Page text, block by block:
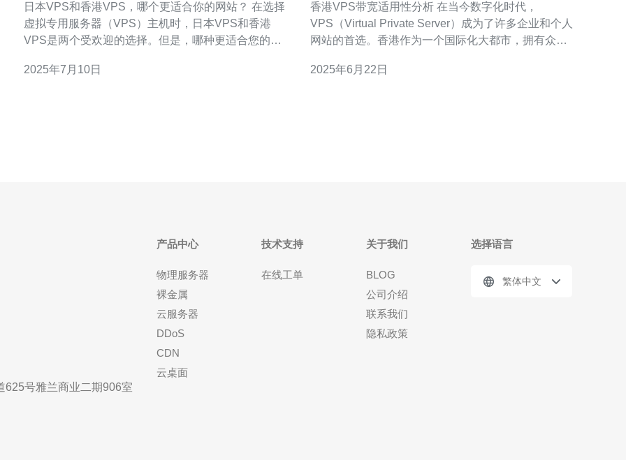
日本VPS和香港VPS，哪个更适合你的网站？ 在选择
虚拟专用服务器（VPS）主机时，日本VPS和香港
VPS是两个受欢迎的选择。但是，哪种更适合您的网
助您做出明智的选择。 日本VPS通常具有较高的性
2025年7月10日
香港VPS带宽适用性分析 在当今数字化时代，
VPS（Virtual Private Server）成为了许多企业和个人
网站的首选。香港作为一个国际化大都市，拥有众多
务。本文将探讨香港VPS的带宽适用性，以帮助用户
2025年6月22日
625号雅兰商业二期906室
产品中心
物理服务器
裸金属
云服务器
DDoS
CDN
云桌面
技术支持
在线工单
关于我们
BLOG
公司介绍
联系我们
隐私政策
选择语言
繁体中文